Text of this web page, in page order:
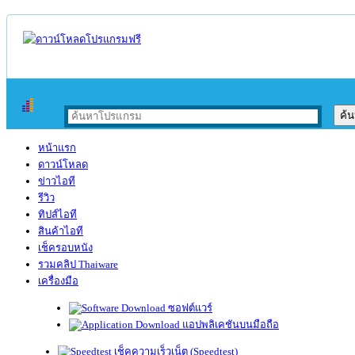
หน้าแรก
ดาวน์โหลด
ข่าวไอที
รีวิว
ทิปส์ไอที
สินค้าไอที
เช็ครอบหนัง
รวมคลิป Thaiware
เครื่องมือ
ซอฟต์แวร์
แอปพลิเคชันบนมือถือ
เช็คความเร็วเน็ต (Speedtest)